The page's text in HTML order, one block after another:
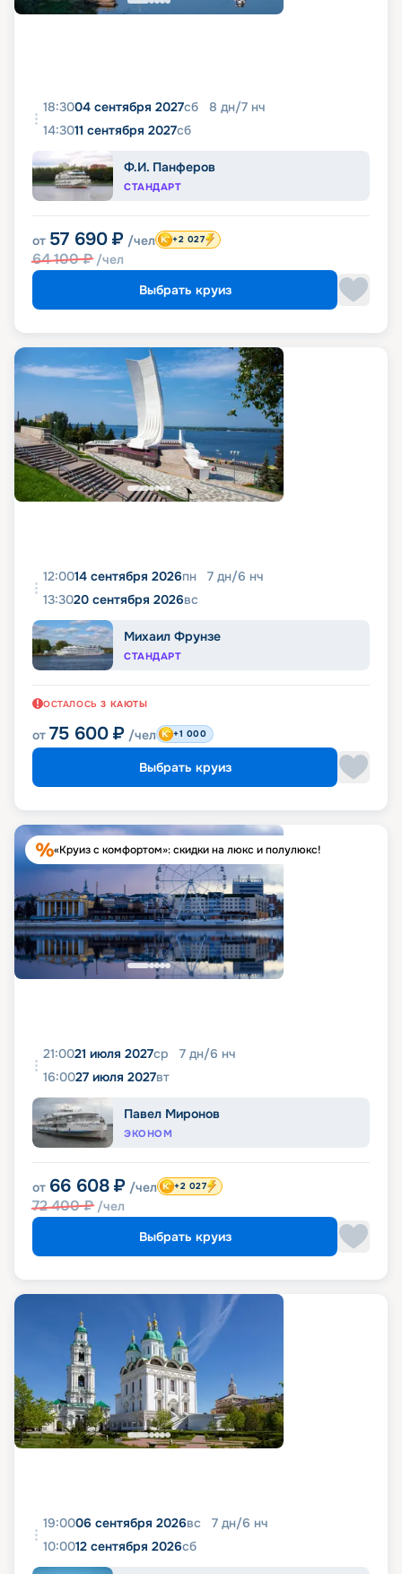
18:3004 сентября 2027сб 8 дн/7 нч
14:3011 сентября 2027сб
Ф.И. Панферов
СТАНДАРТ
от 57 690 ₽ /чел
64 100₽ /чел
+2 027
Выбрать круиз
12:0014 сентября 2026пн 7 дн/6 нч
13:3020 сентября 2026вс
Михаил Фрунзе
СТАНДАРТ
ОСТАЛОСЬ 3 КАЮТЫ
от 75 600 ₽ /чел +1 000
Выбрать круиз
«Круиз с комфортом»: скидки на люкс и полулюкс!
21:0021 июля 2027ср 7 дн/6 нч
16:0027 июля 2027вт
Павел Миронов
ЭКОНОМ
от 66 608 ₽ /чел
72 400₽ /чел
+2 027
Выбрать круиз
19:0006 сентября 2026вс 7 дн/6 нч
10:0012 сентября 2026сб